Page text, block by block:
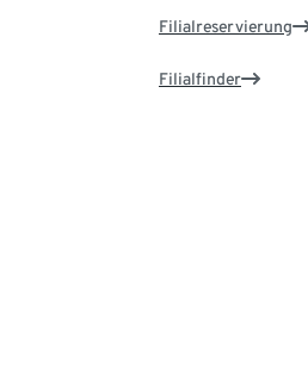
Filialreservierung
Filialfinder